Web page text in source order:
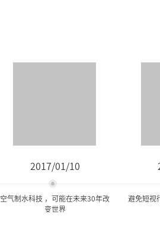
2017/01/10
空气制水科技 ，可能在未来30年改
变世界
避免短视